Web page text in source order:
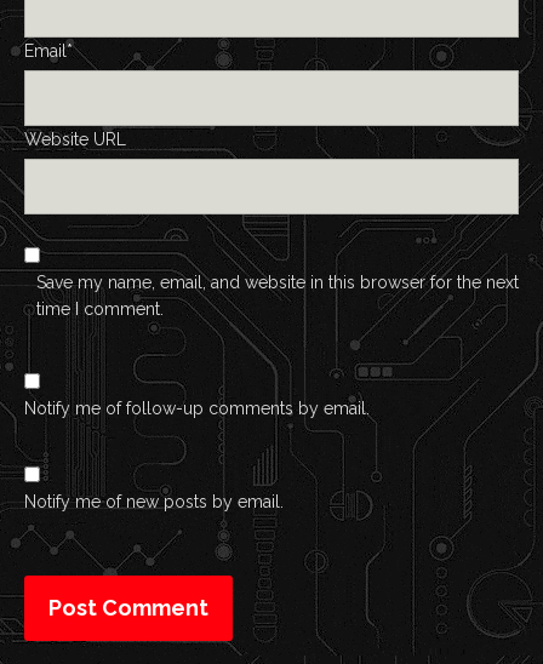
Email*
Website URL
Save my name, email, and website in this browser for the next
time I comment.
Notify me of follow-up comments by email.
Notify me of new posts by email.